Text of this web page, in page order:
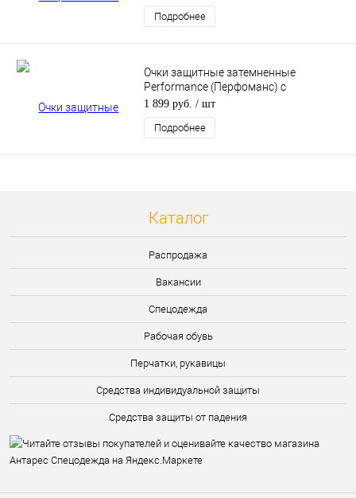
Подробнее
Очки защитные затемненные
Performance (Перфоманс) с
покрытием AS / AF (затемненные)
1 899 руб. / шт
Подробнее
Каталог
Распродажа
Вакансии
Спецодежда
Рабочая обувь
Перчатки, рукавицы
Средства индивидуальной защиты
Средства защиты от падения